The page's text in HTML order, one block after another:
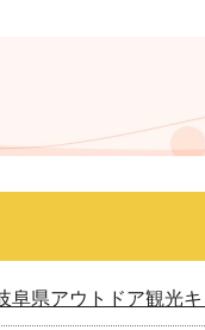
阜県アウトドア観光